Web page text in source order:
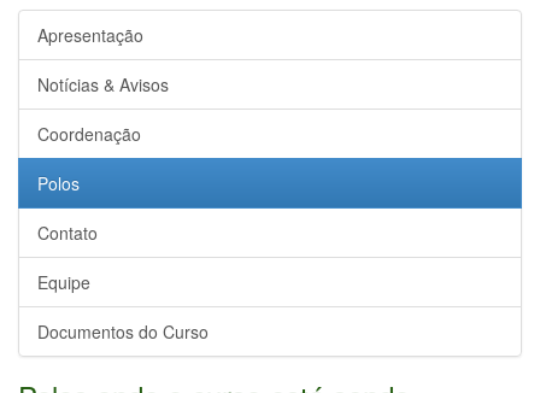
Apresentação
Notícias & Avisos
Coordenação
Polos
Contato
Equipe
Documentos do Curso